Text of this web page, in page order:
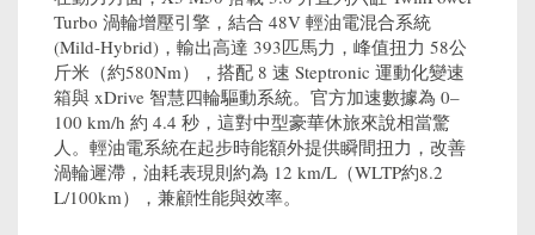
Turbo 渦輪增壓引擎，結合 48V 輕油電混合系統
(Mild-Hybrid)，輸出高達 393匹馬力，峰值扭力 58公
斤米（約580Nm），搭配 8 速 Steptronic 運動化變速
箱與 xDrive 智慧四輪驅動系統。官方加速數據為 0–
100 km/h 約 4.4 秒，這對中型豪華休旅來說相當驚
人。輕油電系統在起步時能額外提供瞬間扭力，改善
渦輪遲滯，油耗表現則約為 12 km/L（WLTP約8.2
L/100km），兼顧性能與效率。